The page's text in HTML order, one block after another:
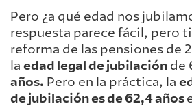
Pero ¿a qué edad nos
respuesta parece fácil, pero
reforma de las pensiones de
la edad legal de jubilación de
años. Pero en la práctica, la
de jubilación es de 62,4 años